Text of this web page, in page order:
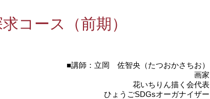
コース（前期）
■講師：立岡 佐智央（たつおかさちお）
画家
花いちりん描く会代表
ひょうごSDGsオーガナイザー